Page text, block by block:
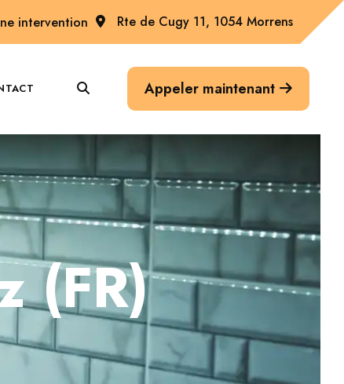
intervention Rte de Cugy 11, 1054 Morrens
Appeler maintenant
(FR)